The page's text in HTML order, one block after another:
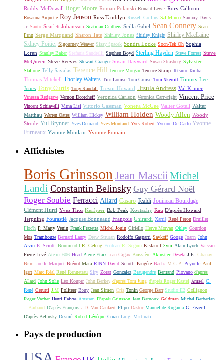
Roddy McDowall Roger Moore Roman Polanski Ronald Lewis Rory Calhoun
Rosanna Arquette Roy Jenson Russ Tamblyn Russell Collins Sal Mineo Sammy Davis
Jr. Santo Scarlett Johansson Scatman Crothers Scilla Gabel Sean Connery Sean
Penn Serge Marquand Sharon Tate Shirley Jones Shirley Knight Shirley MacLaine
Sidney Poitier Sigourney Weaver Sissy Spacek Sondra Locke Soon-Tek Oh Sophia
Loren Stanley Baker Stefania Sandrelli Stephen Boyd Sterling Hayden Steve Forrest Steve
McQueen Steve Reeves Stewart Granger Susan Hayward Susan Strasberg Sylvester
Stallone Telly Savalas Terence Hill Terence Morgan Terence Stamp Tetsuro Tamba
Thomas Mitchell Thorley Walters Tina Louise Tom Cruise Tom Skerritt Tommy Lee
Jones Tony Curtis Tony Randall Trevor Howard Ursula Andress Val Kilmer
Vanessa Redgrave Vernon Dobtcheff Veronica Carlson Veronica Cartwright Vincent Price
Vincent Schiavelli Virna Lisi Vittorio Gassman Vonetta McGee Walter Gotell Walter
Matthau Warren Oates William Hickey William Holden Woody Allen Woody
Strode Yul Brynner Yves Deniaud Yves Montand Yves Robert Yvonne De Carlo Yvonne
Furneaux Yvonne Monlaur Yvonne Romain
Affichistes
Boris Grinsson Jean Mascii Michel
Landi Constantin Belinsky Guy Gérard Noël
Roger Soubie Ferracci Allard Casaro Tealdi Jouineau Bourduge
Clément Hurel Yves Thos Kerfyser Bob Peak Koutachy Rau D'après Howard
Terpning Fourastié Jacques Bonneaud François Ghirardi Xarrié René Péron Druillet
Floc'h P. Marty Venin Frank Frazetta Michel Jouin Ciriello Hervé Morvan Okley Gourdon
Mos Trambouze Bernard Lancy Drew Struzan Rodolfo Gasparri Savkoff Googe Joann John
Alvin E. Sciotti Boumendil R. Geleng Fouteau R. Seguin Kislaroff Sym Alain Lynch Vaissier
Pierre Levé Atelier 606 Head Pierre Etaix Jean Gigax Boissière Akinstler Deseta J.B.
Chanay
Brini Joëlle Marquet Brénot Mara RINN David Sciotti Faugère Bacha M.C.P. Peyrolle Paul
Igert Marc Réal René Renneteau Siry Zoran Gonzalez Beaugendre Bertrand Piovano d'après
Allard John Solie Léo Kouper John Berkey d'après Tom Jung d'après Roger Kastel Amsel C.
René Cerutti J.M Politeer Bouy Jean Simon Cris Tonin George Barr Studio E2 Collignon
Roger Vacher Henri Faivre Arnstam D'après Grinsson Jean Barnoux Goldman Michel Berberian
J. Barbaud D'après François J.D. Van Caulaert Flipo Dastor Manuel de Rugama G. Pezeril
D'après Belinsky Desmé Robert Lévèque Gruau Luigi Martinati
Pays de production